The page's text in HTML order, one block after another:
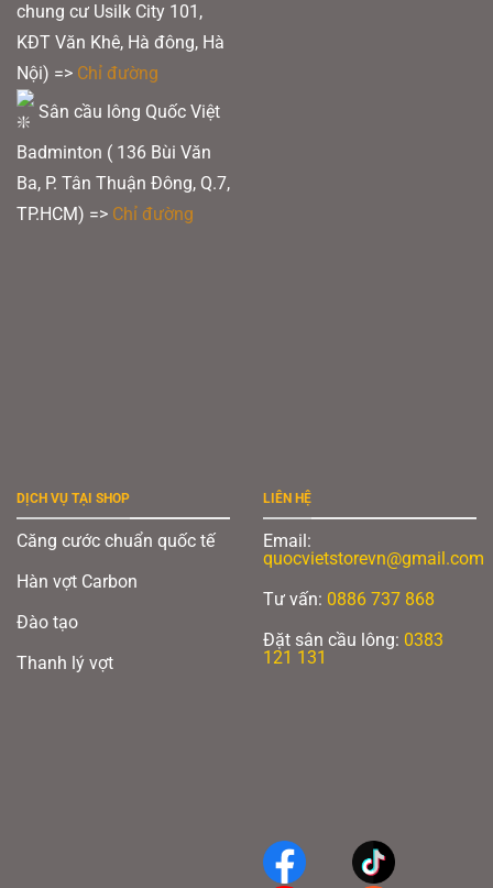
chung cư Usilk City 101,
KĐT Văn Khê, Hà đông, Hà
Nội) => Chỉ đường
Sân cầu lông Quốc Việt
Badminton ( 136 Bùi Văn
Ba, P. Tân Thuận Đông, Q.7,
TP.HCM) => Chỉ đường
DỊCH VỤ TẠI SHOP
Căng cước chuẩn quốc tế
Hàn vợt Carbon
Đào tạo
Thanh lý vợt
LIÊN HỆ
Email:
quocvietstorevn@gmail.com
Tư vấn: 0886 737 868
Đặt sân cầu lông: 0383
121 131